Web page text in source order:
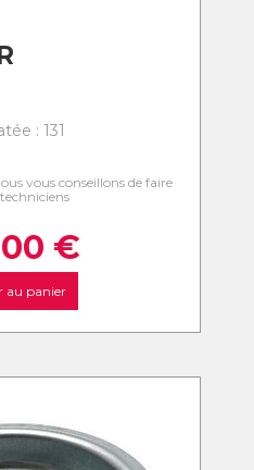
: 131
vous conseillons de faire
€
au panier